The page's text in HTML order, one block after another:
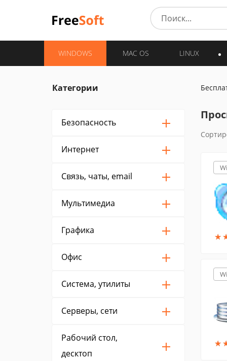
WINDOWS MAC OS LINUX
Категории
Безопасность
Интернет
Связь, чаты, email
Мультимедиа
Графика
Офис
Система, утилиты
Серверы, сети
Рабочий стол,
десктоп
★
★
★
★